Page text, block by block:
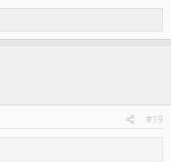
#19